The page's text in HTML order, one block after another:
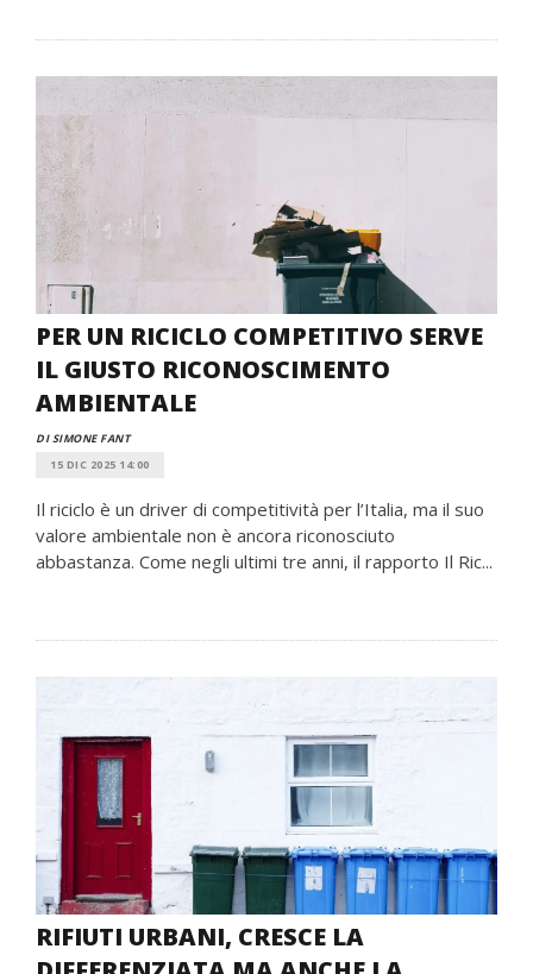
PER UN RICICLO COMPETITIVO SERVE
IL GIUSTO RICONOSCIMENTO
AMBIENTALE
DI SIMONE FANT
15 DIC 2025 14:00
Il riciclo è un driver di competitività per l’Italia, ma il suo
valore ambientale non è ancora riconosciuto
abbastanza. Come negli ultimi tre anni, il rapporto Il Ric...
RIFIUTI URBANI, CRESCE LA